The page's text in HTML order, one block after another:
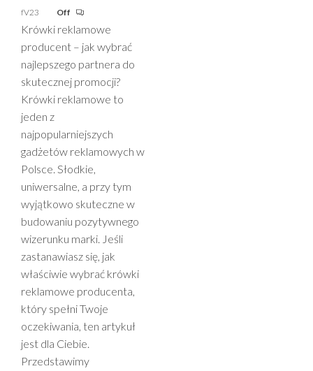
fV23
Off
Krówki reklamowe
producent – jak wybrać
najlepszego partnera do
skutecznej promocji?
Krówki reklamowe to
jeden z
najpopularniejszych
gadżetów reklamowych w
Polsce. Słodkie,
uniwersalne, a przy tym
wyjątkowo skuteczne w
budowaniu pozytywnego
wizerunku marki. Jeśli
zastanawiasz się, jak
właściwie wybrać krówki
reklamowe producenta,
który spełni Twoje
oczekiwania, ten artykuł
jest dla Ciebie.
Przedstawimy